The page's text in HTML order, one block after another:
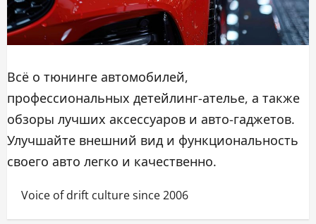
Всё о тюнинге автомобилей,
профессиональных детейлинг-ателье, а также
обзоры лучших аксессуаров и авто-гаджетов.
Улучшайте внешний вид и функциональность
своего авто легко и качественно.
Voice of drift culture since 2006